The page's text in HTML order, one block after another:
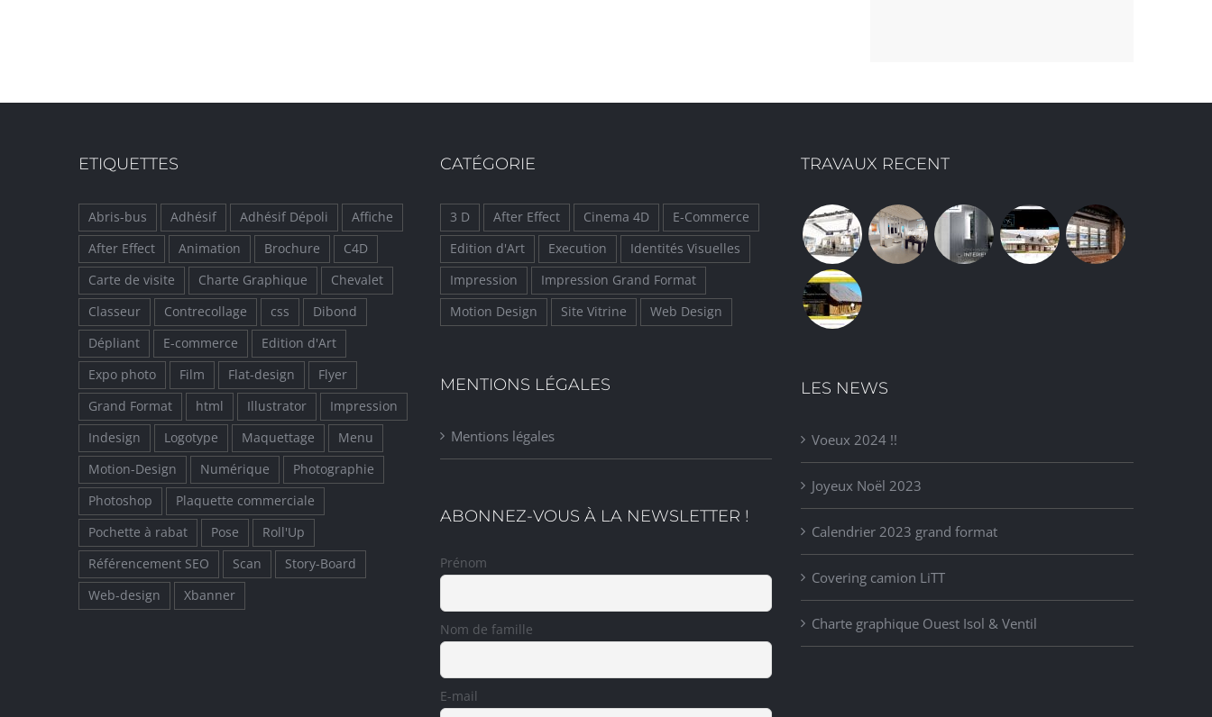
ETIQUETTES
Abris-bus Adhésif Adhésif Dépoli
Affiche
After Effect
Animation Brochure
C4D
Carte de visite
Charte Graphique
Chevalet
Classeur
Contrecollage css
Dibond
Dépliant
E-commerce
Edition d'Art
Expo photo
Film Flat-design
Flyer
Grand Format
html Illustrator
Impression
Indesign
Logotype Maquettage
Menu
Motion-Design
Numérique
Photographie
Photoshop
Plaquette commerciale
Pochette à rabat
Pose
Roll'Up
Référencement SEO
Scan
Story-Board
Web-design
Xbanner
CATÉGORIE
3 D After Effect Cinema 4D
E-Commerce
Edition d'Art
Execution
Identités Visuelles
Impression
Impression Grand Format
Motion Design
Site Vitrine Web Design
MENTIONS LÉGALES
Mentions légales
ABONNEZ-VOUS À LA NEWSLETTER !
Prénom
Nom de famille
E-mail
TRAVAUX RECENT
LES NEWS
Voeux 2024 !!
Joyeux Noël 2023
Calendrier 2023 grand format
Covering camion LiTT
Charte graphique Ouest Isol & Ventil